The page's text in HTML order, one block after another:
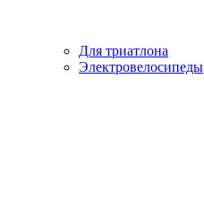
Для триатлона
Электровелосипеды